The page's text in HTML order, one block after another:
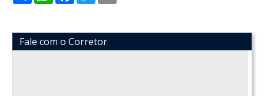
Fale com o Corretor